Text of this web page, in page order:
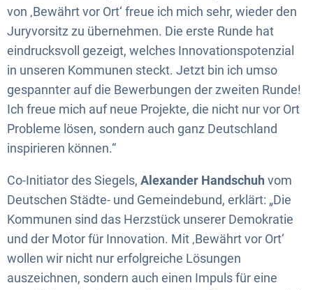
von ‚Bewährt vor Ort‘ freue ich mich sehr, wieder den
Juryvorsitz zu übernehmen. Die erste Runde hat
eindrucksvoll gezeigt, welches Innovationspotenzial
in unseren Kommunen steckt. Jetzt bin ich umso
gespannter auf die Bewerbungen der zweiten Runde!
Ich freue mich auf neue Projekte, die nicht nur vor Ort
Probleme lösen, sondern auch ganz Deutschland
inspirieren können.“
Co-Initiator des Siegels, Alexander Handschuh vom
Deutschen Städte- und Gemeindebund, erklärt: „Die
Kommunen sind das Herzstück unserer Demokratie
und der Motor für Innovation. Mit ‚Bewährt vor Ort‘
wollen wir nicht nur erfolgreiche Lösungen
auszeichnen, sondern auch einen Impuls für eine